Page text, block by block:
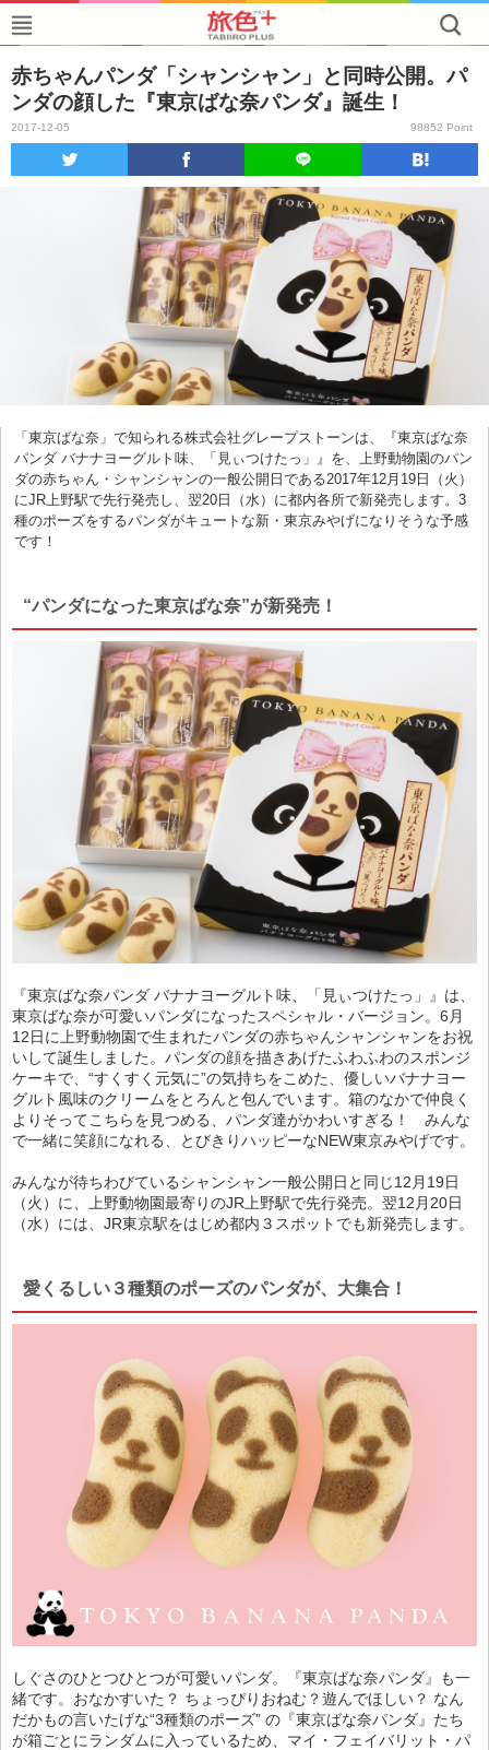
赤ちゃんパンダ「シャンシャン」と同時公開。パ
ンダの顔した『東京ばな奈パンダ』誕生！
2017-12-05 98852 Point
「東京ばな奈」で知られる株式会社グレープストーンは、『東京ばな奈
パンダ バナナヨーグルト味、「見ぃつけたっ」』を、上野動物園のパン
ダの赤ちゃん・シャンシャンの一般公開日である2017年12月19日（火）
にJR上野駅で先行発売し、翌20日（水）に都内各所で新発売します。3
種のポーズをするパンダがキュートな新・東京みやげになりそうな予感
です！
“パンダになった東京ばな奈”が新発売！
『東京ばな奈パンダ バナナヨーグルト味、「見ぃつけたっ」』は、
東京ばな奈が可愛いパンダになったスペシャル・バージョン。6月
12日に上野動物園で生まれたパンダの赤ちゃんシャンシャンをお祝
いして誕生しました。パンダの顔を描きあげたふわふわのスポンジ
ケーキで、“すくすく元気に”の気持ちをこめた、優しいバナナヨー
グルト風味のクリームをとろんと包んでいます。箱のなかで仲良く
よりそってこちらを見つめる、パンダ達がかわいすぎる！ みんな
で一緒に笑顔になれる、とびきりハッピーなNEW東京みやげです。
みんなが待ちわびているシャンシャン一般公開日と同じ12月19日
（火）に、上野動物園最寄りのJR上野駅で先行発売。翌12月20日
（水）には、JR東京駅をはじめ都内３スポットでも新発売します。
愛くるしい３種類のポーズのパンダが、大集合！
しぐさのひとつひとつが可愛いパンダ。『東京ばな奈パンダ』も一
緒です。おなかすいた？ ちょっぴりおねむ？遊んでほしい？ なん
だかもの言いたげな“3種類のポーズ” の『東京ばな奈パンダ』たち
が箱ごとにランダムに入っているため、マイ・フェイバリット・パ